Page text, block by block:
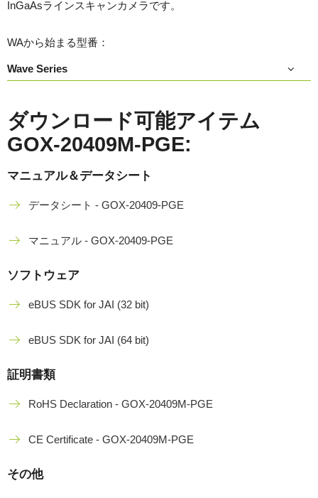
InGaAsラインスキャンカメラです。
WAから始まる型番：
Wave Series
ダウンロード可能アイテム
GOX-20409M-PGE:
マニュアル＆データシート
データシート - GOX-20409-PGE
マニュアル - GOX-20409-PGE
ソフトウェア
eBUS SDK for JAI (32 bit)
eBUS SDK for JAI (64 bit)
証明書類
RoHS Declaration - GOX-20409M-PGE
CE Certificate - GOX-20409M-PGE
その他